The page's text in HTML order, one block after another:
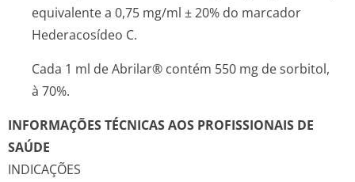
equivalente a 0,75 mg/ml ± 20% do marcador
Hederacosídeo C.
Cada 1 ml de Abrilar® contém 550 mg de sorbitol,
à 70%.
INFORMAÇÕES TÉCNICAS AOS PROFISSIONAIS DE
SAÚDE
INDICAÇÕES